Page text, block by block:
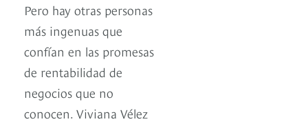
Pero hay otras personas
más ingenuas que
confían en las promesas
de rentabilidad de
negocios que no
conocen. Viviana Vélez